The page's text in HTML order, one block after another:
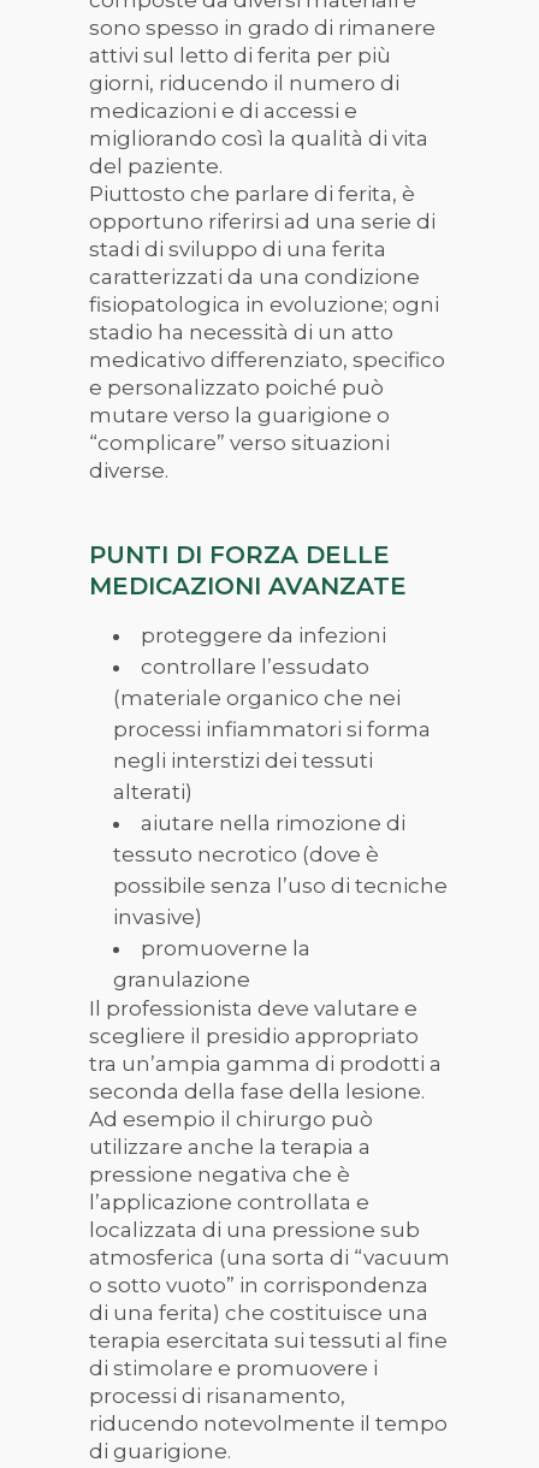
sono spesso in grado di rimanere
attivi sul letto di ferita per più
giorni, riducendo il numero di
medicazioni e di accessi e
migliorando così la qualità di vita
del paziente.
Piuttosto che parlare di ferita, è
opportuno riferirsi ad una serie di
stadi di sviluppo di una ferita
caratterizzati da una condizione
fisiopatologica in evoluzione; ogni
stadio ha necessità di un atto
medicativo differenziato, specifico
e personalizzato poiché può
mutare verso la guarigione o
“complicare” verso situazioni
diverse.
PUNTI DI FORZA DELLE
MEDICAZIONI AVANZATE
proteggere da infezioni
controllare l’essudato
(materiale organico che nei
processi infiammatori si forma
negli interstizi dei tessuti
alterati)
aiutare nella rimozione di
tessuto necrotico (dove è
possibile senza l’uso di tecniche
invasive)
promuoverne la
granulazione
Il professionista deve valutare e
scegliere il presidio appropriato
tra un’ampia gamma di prodotti a
seconda della fase della lesione.
Ad esempio il chirurgo può
utilizzare anche la terapia a
pressione negativa che è
’applicazione controllata e
localizzata di una pressione sub
atmosferica (una sorta di “vacuum
o sotto vuoto” in corrispondenza
di una ferita) che costituisce una
terapia esercitata sui tessuti al fine
di stimolare e promuovere i
processi di risanamento,
riducendo notevolmente il tempo
di guarigione.